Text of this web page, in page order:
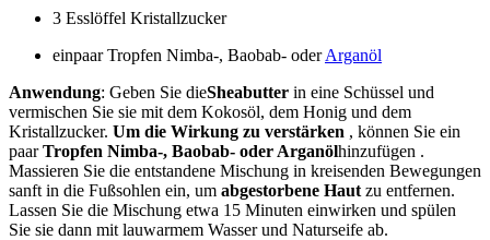
3 Esslöffel Kristallzucker
einpaar Tropfen Nimba-, Baobab- oderArganöl
Anwendung: Geben Sie dieSheabutter in eine Schüssel und
vermischen Sie sie mit dem Kokosöl, dem Honig und dem
Kristallzucker. Um die Wirkung zu verstärken , können Sie ein
paarTropfen Nimba-, Baobab- oder Arganölhinzufügen .
Massieren Sie die entstandene Mischung in kreisenden Bewegungen
sanft in die Fußsohlen ein, um abgestorbene Haut zu entfernen.
Lassen Sie die Mischung etwa 15 Minuten einwirken und spülen
Sie sie dann mit lauwarmem Wasser und Naturseife ab.